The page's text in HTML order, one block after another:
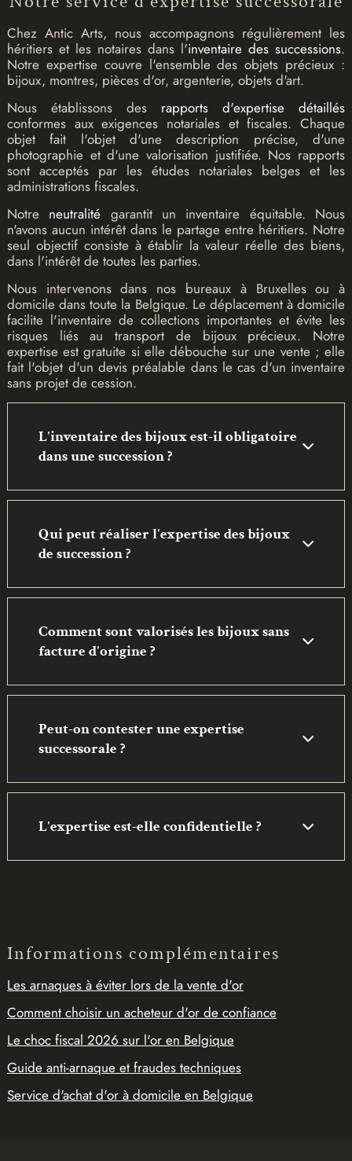
Chez Antic Arts, nous accompagnons régulièrement les
héritiers et les notaires dans l'inventaire des successions.
Notre expertise couvre l'ensemble des objets précieux :
bijoux, montres, pièces d'or, argenterie, objets d'art.
Nous établissons des rapports d'expertise détaillés
conformes aux exigences notariales et fiscales. Chaque
objet fait l'objet d'une description précise, d'une
photographie et d'une valorisation justifiée. Nos rapports
sont acceptés par les études notariales belges et les
administrations fiscales.
Notre neutralité garantit un inventaire équitable. Nous
n'avons aucun intérêt dans le partage entre héritiers. Notre
seul objectif consiste à établir la valeur réelle des biens,
dans l'intérêt de toutes les parties.
Nous intervenons dans nos bureaux à Bruxelles ou à
domicile dans toute la Belgique. Le déplacement à domicile
facilite l'inventaire de collections importantes et évite les
risques liés au transport de bijoux précieux. Notre
expertise est gratuite si elle débouche sur une vente ; elle
fait l'objet d'un devis préalable dans le cas d'un inventaire
sans projet de cession.
L'inventaire des bijoux est-il obligatoire
dans une succession ?
Qui peut réaliser l'expertise des bijoux
de succession ?
Comment sont valorisés les bijoux sans
facture d'origine ?
Peut-on contester une expertise
successorale ?
L'expertise est-elle confidentielle ?
Informations complémentaires
Les arnaques à éviter lors de la vente d'or
Comment choisir un acheteur d'or de confiance
Le choc fiscal 2026 sur l'or en Belgique
Guide anti-arnaque et fraudes techniques
Service d'achat d'or à domicile en Belgique